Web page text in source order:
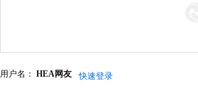
用户名： HEA网友 快速登录